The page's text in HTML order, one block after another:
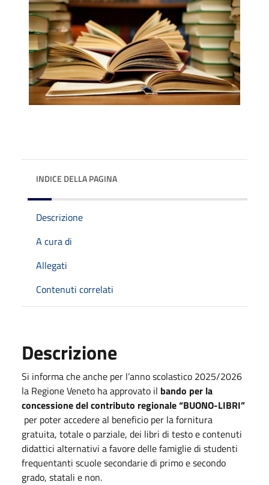
INDICE DELLA PAGINA
Descrizione
A cura di
Allegati
Contenuti correlati
Descrizione
Si informa che anche per l’anno scolastico 2025/2026
la Regione Veneto ha approvato il bando per la
concessione del contributo regionale “BUONO-LIBRI”
per poter accedere al beneficio per la fornitura
gratuita, totale o parziale, dei libri di testo e contenuti
didattici alternativi a favore delle famiglie di studenti
frequentanti scuole secondarie di primo e secondo
grado, statali e non.